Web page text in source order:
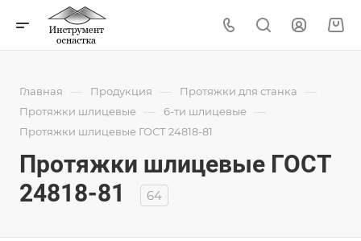
Главная — Продукция — Протяжки для станка —
Протяжки шлицевые — 6-ти шлицевые —
Протяжки шлицевые ГОСТ 24818-81
Протяжки шлицевые ГОСТ
24818-81
64